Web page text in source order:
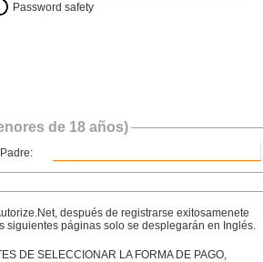
Password safety
de 18 años)
después de registrarse exitosamenete
páginas solo se desplegarán en Inglés.
DE SELECCIONAR LA FORMA DE PAGO,